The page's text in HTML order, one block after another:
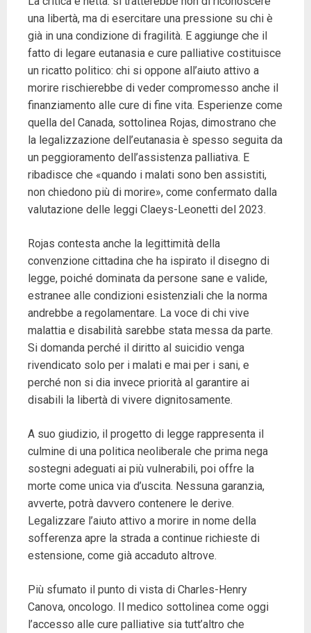
una libertà, ma di esercitare una pressione su chi è
già in una condizione di fragilità. E aggiunge che il
fatto di legare eutanasia e cure palliative costituisce
un ricatto politico: chi si oppone all’aiuto attivo a
morire rischierebbe di veder compromesso anche il
finanziamento alle cure di fine vita. Esperienze come
quella del Canada, sottolinea Rojas, dimostrano che
la legalizzazione dell’eutanasia è spesso seguita da
un peggioramento dell’assistenza palliativa. E
ribadisce che «quando i malati sono ben assistiti,
non chiedono più di morire», come confermato dalla
valutazione delle leggi Claeys-Leonetti del 2023.
Rojas contesta anche la legittimità della
convenzione cittadina che ha ispirato il disegno di
legge, poiché dominata da persone sane e valide,
estranee alle condizioni esistenziali che la norma
andrebbe a regolamentare. La voce di chi vive
malattia e disabilità sarebbe stata messa da parte.
Si domanda perché il diritto al suicidio venga
rivendicato solo per i malati e mai per i sani, e
perché non si dia invece priorità al garantire ai
disabili la libertà di vivere dignitosamente.
A suo giudizio, il progetto di legge rappresenta il
culmine di una politica neoliberale che prima nega
sostegni adeguati ai più vulnerabili, poi offre la
morte come unica via d’uscita. Nessuna garanzia,
avverte, potrà davvero contenere le derive.
Legalizzare l’aiuto attivo a morire in nome della
sofferenza apre la strada a continue richieste di
estensione, come già accaduto altrove.
Più sfumato il punto di vista di Charles-Henry
Canova, oncologo. Il medico sottolinea come oggi
l’accesso alle cure palliative sia tutt’altro che